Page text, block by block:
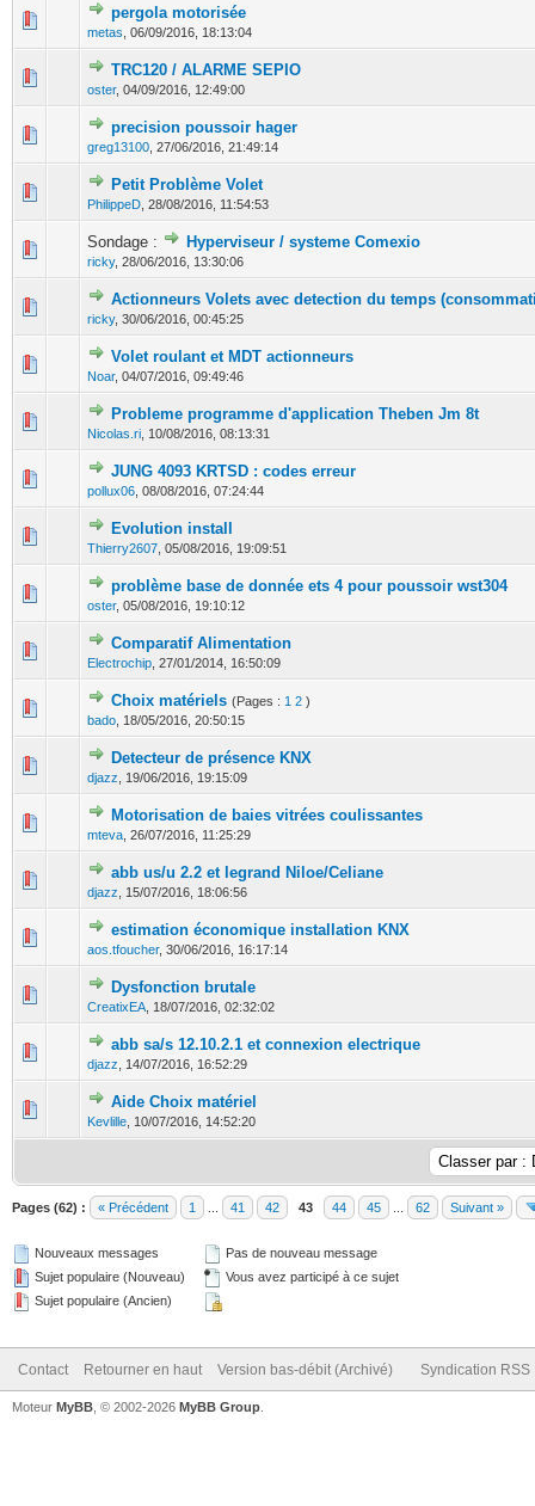
pergola motorisée
metas 06/09/2016, 18:13:04
0 Votes - 0 sur 5 en moyenne
TRC120 / ALARME SEPIO
oster, 04/09/2016, 12:49:00
0 Votes - 0 sur 5 en moyenne
1234 5
precision poussoir hager
greg13100 27/06/2016, 21:49:14
0 Votes - 0 sur 5 en moyenne
1 2345
Petit Problème Volet
PhilippeD 28/08/2016, 11:54:53
2 Votes - 3 sur 5 en moyenne
12
Sondage : Hyperviseur / systeme Comexio
ricky, 28/06/2016, 13:30:06
0 Votes - 0 sur 5 en moyenne
123 4 5
Actionneurs Volets avec detection du temps
ricky, 30/06/2016, 00:45:25
0 Votes - 0 sur 5 en moyenne
1 2345
Volet roulant et MDT actionneurs
Noar, 04/07/2016, 09:49:46
0 Votes - 0 sur 5 en moyenne
1 2 345
Probleme programme d'application Theben Jm 8t
Nicolas.ri 10/08/2016, 08:13:31
0 Votes - 0 sur 5 en moyenne
123 45
JUNG 4093 KRTSD : codes erreur
pollux06 08/08/2016, 07:24:44
0 Votes - 0 sur 5 en moyenne
12345
Evolution install
Thierry2607 05/08/2016, 19:09:51
0 Votes - 0 sur 5 en moyenne
problème base de donnée ets 4 pour poussoir wst304
oster, 05/08/2016, 19:10:12
0 Votes - 0 sur 5 en moyenne
12345
Comparatif Alimentation
Electrochip 27/01/2014, 16:50:09
0 Votes - 0 sur 5 en moyenne
12345
Choix matériels (Pages : 1 2 )
bado 18/05/2016, 20:50:15
0 Votes - 0 sur 5 en moyenne
123 4 5
Detecteur de présence KNX
djazz 19/06/2016, 19:15:09
0 Votes - 0 sur 5 en moyenne
123 45
Motorisation de baies vitrées coulissantes
mteva 26/07/2016, 11:25:29
0 Votes - 0 sur 5 en moyenne
123 45
abb us/u 2.2 et legrand Niloe/Celiane
djazz 15/07/2016, 18:06:56
0 Votes - 0 sur 5 en moyenne
1234 5
estimation économique installation KNX
aos.tfoucher, 30/06/2016, 16:17:14
0 Votes - 0 sur 5 en moyenne
12345
Dysfonction brutale
CreatixEA 18/07/2016, 02:32:02
0 Votes - 0 sur 5 en moyenne
1
abb sa/s 12.10.2.1 et connexion electrique
djazz 14/07/2016, 16:52:29
0 Votes - 0 sur 5 en moyenne
12 345
Aide Choix matériel
Kevlille 10/07/2016, 14:52:20
0 Votes - 0 sur 5 en moyenne
1
Pages (62) : « Précédent 1 41 42 43 44 45 62 Suivant »
Nouveaux messages
Sujet populaire (Nouveau)
Sujet populaire (Ancien)
Pas de nouveau message
Vous avez participé à ce sujet
Contact Retourner en haut Version bas-débit (Archivé) Syndication RSS
Moteur MyBB , © 2002-2026 MyBB Group